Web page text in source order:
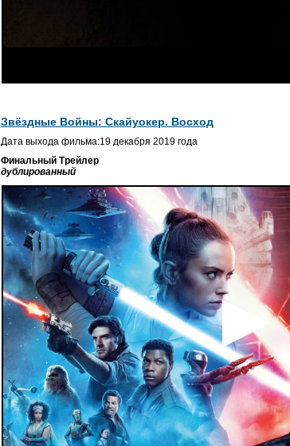
Звёздные Войны: Скайуокер. Восход
Дата выхода фильма:19 декабря 2019 года
Финальный Трейлер
дублированный